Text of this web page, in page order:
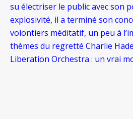
su électriser le public avec son
explosivité, il a terminé son
volontiers méditatif, un peu à
thèmes du regretté Charlie
Liberation Orchestra : un vrai